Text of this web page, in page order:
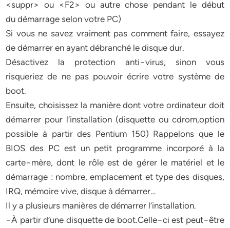
<suppr> ou <F2> ou autre chose pendant le début
du démarrage selon votre PC)
Si vous ne savez vraiment pas comment faire, essayez
de démarrer en ayant débranché le disque dur.
Désactivez la protection anti−virus, sinon vous
risqueriez de ne pas pouvoir écrire votre système de
boot.
Ensuite, choisissez la manière dont votre ordinateur doit
démarrer pour l’installation (disquette ou cdrom,option
possible à partir des Pentium 150) Rappelons que le
BIOS des PC est un petit programme incorporé à la
carte−mère, dont le rôle est de gérer le matériel et le
démarrage : nombre, emplacement et type des disques,
IRQ, mémoire vive, disque à démarrer…
Il y a plusieurs manières de démarrer l’installation.
−À partir d’une disquette de boot.Celle−ci est peut−être